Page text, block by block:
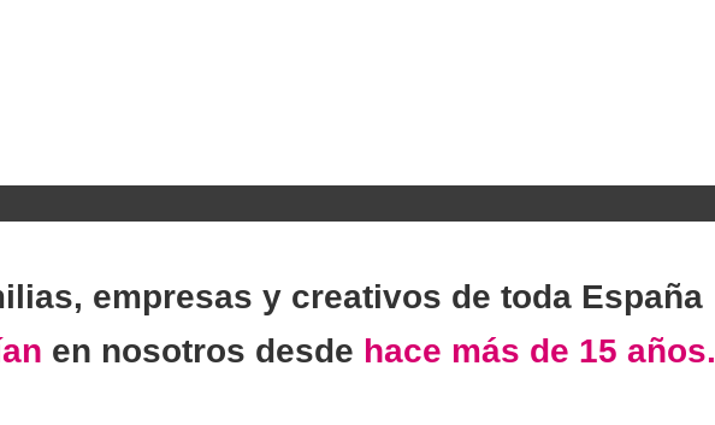
empresas y creativos de toda España
en nosotros desde hace más de 15 años.